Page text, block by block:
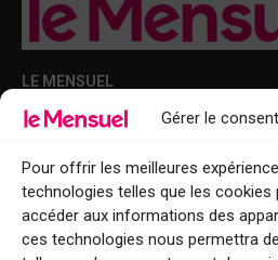
Gérer le
Pour offrir les meilleures
technologies telles que les
accéder aux informations des
ces technologies nous permettra
LE MENSUEL
Points de diffusion Var et Alpes-
Le Mensuel en PDF : consultez le
Qui sommes-nous ?
BFM Top Sorties